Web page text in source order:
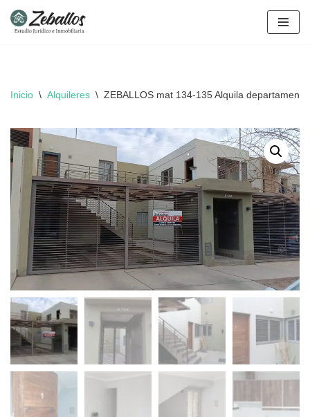
Inicio \ Alquileres \ ZEBALLOS mat 134-135 Alquila